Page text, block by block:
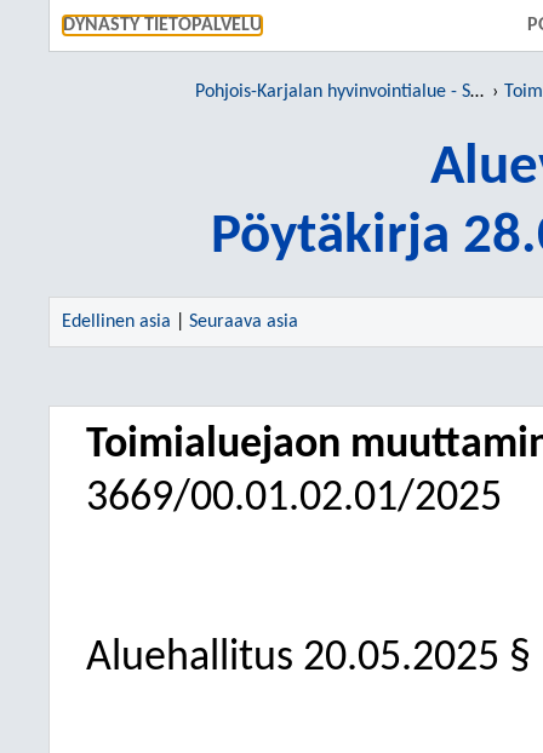
DYNASTY TIETOPALVELU SIIRRY
Pohjois-Karjalan hyvinvointialue - Siun sote
Pöytäkirja
Edellinen asia Seuraava asia
Toimialuejaon
3669/00.01.02.01/2025
Aluehallitus 20.05.2025 §